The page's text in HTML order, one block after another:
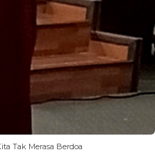
Tak Merasa Berdoa